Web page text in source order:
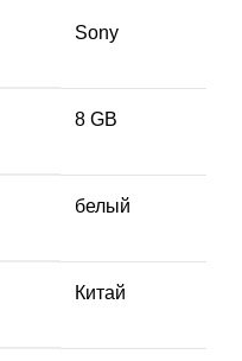
Sony
8 GB
белый
Китай